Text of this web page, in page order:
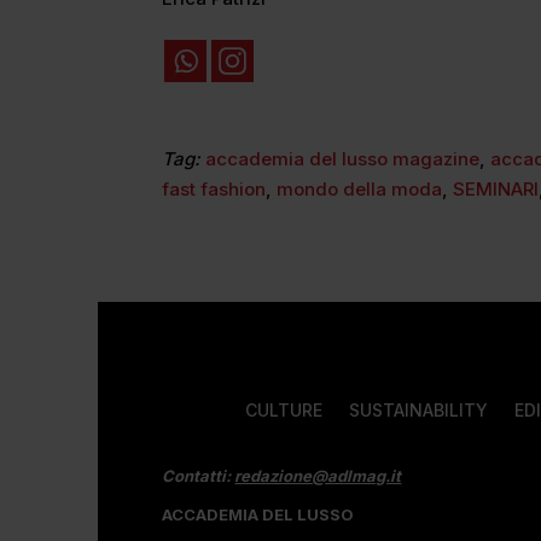
Tag: accademia del lusso magazine,
fast fashion, mondo della moda, SEMINARI,
CULTURE SUSTAINABILITY
Contatti:redazione@adlmag.it
ACCADEMIA DEL LUSSO